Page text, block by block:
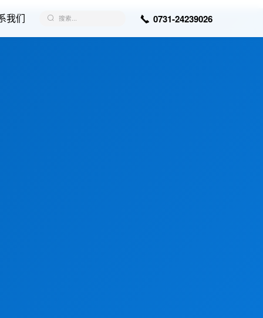
我们 0731-24239026